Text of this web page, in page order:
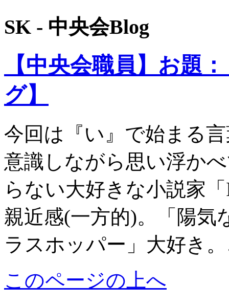
SK - 中央会Blog
【中央会職員】お
グ】
今回は『い』で始まる
意識しながら思い浮か
らない大好きな小説家
親近感(一方的)。「陽気
ラスホッパー」大好き
このページの上へ